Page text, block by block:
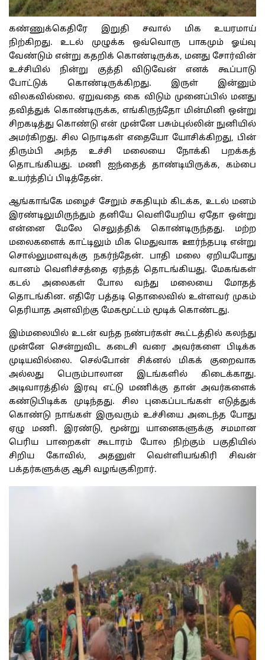
கண்ணுக்கெதிரே இறுதி சவால் மிக
உயரமாய்
நிற்கிறது.உடல் முழுக்க ஒவ்வொரு பாகமும்
ஓய்வு
வேண்டும் என்று கதறிக் கொண்டிருக்க, மனது சோர்வின்
உச்சியில்
நின்று குத்தி விடுவேன் எனக்
கூப்பாடு
போட்டுக்
கொண்டிருக்கிறது. இருள்
இன்னும்
விலகவில்லை.ஏறுவதை கை விடும் முனைப்பில் மனது
தவித்துக் கொண்டிருக்க, எங்கிருந்தோ மின்மினி ஒன்று
சிறகடித்து கொண்டு என் முன்னே பசும்புல்லின் நுனியில்
அமர்கிறது. சில நொடிகள் எதையோ யோசிக்கிறது, பின்
திரும்பி
அந்த உச்சி மலையை நோக்கி
பறக்கத்
தொடங்கியது. மணி ஐந்தைத் தாண்டியிருக்க, கம்பை
உயர்த்திப் பிடித்தேன்.
ஆங்காங்கே மழைச் சேறும் சகதியும் கிடக்க, உடல் மனம்
இரண்டிலுமிருந்தும் தனியே வெளியேறிய ஏதோ ஒன்று
என்னை
மேலே செலுத்திக் கொண்டிருந்தது. மற்ற
மலைகளைக் காட்டிலும் மிக மெதுவாக ஊர்ந்தபடி என்று
சொல்லுமளவுக்கு
நகர்ந்தேன். பாதி மலை ஏறியபோது
வானம் வெளிச்சத்தை ஏந்தத் தொடங்கியது. மேகங்கள்
கடல்
அலைகள் போல வந்து மலையை
மோதத்
தொடங்கின. எதிரே பத்தடி தொலைவில் உள்ளவர் முகம்
தெரியாத அளவிற்கு மேகமூட்டம் மூடிக் கொண்டது.
இம்மலையில் உடன் வந்த நண்பர்கள் கூட்டத்தில் கலந்து
முன்னே சென்றுவிட கடைசி வரை அவர்களை
பிடிக்க
முடியவில்லை. செல்போன் சிக்னல் மிகக்
குறைவாக
அல்லது
பெரும்பாலான இடங்களில் கிடைக்காது.
அடிவாரத்தில் இரவு எட்டு மணிக்கு தான் அவர்களைக்
கண்டுபிடிக்க
முடிந்தது. சில புகைப்படங்கள்
எடுத்துக்
கொண்டு நாங்கள் இருவரும் உச்சியை அடைந்த போது
ஏழு
மணி. இரண்டு, மூன்று யானைகளுக்கு
சமமான
பெரிய
பாறைகள் கூடாரம் போல நிற்கும்
பகுதியில்
சிறிய
கோவில், அதனுள் வெள்ளியங்கிரி
சிவன்
பக்தர்களுக்கு ஆசி வழங்குகிறார்.